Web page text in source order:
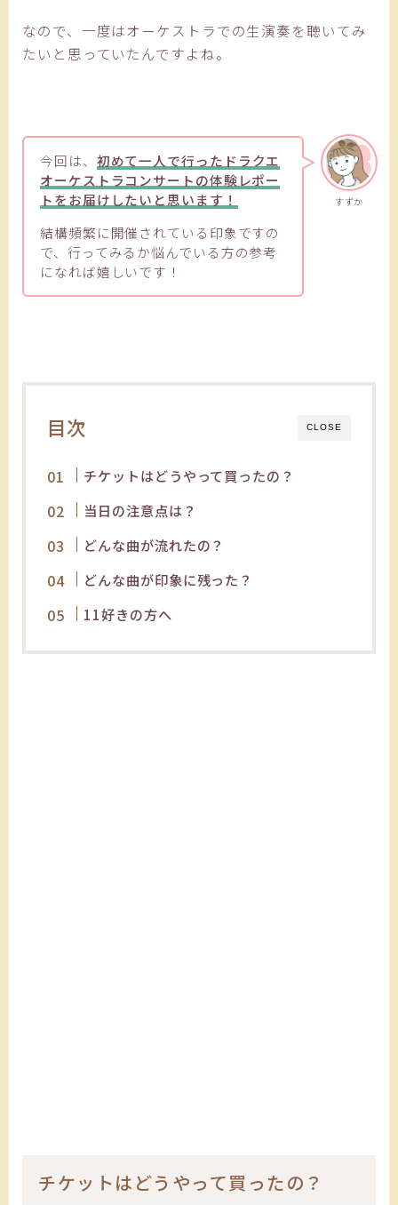
なので、一度はオーケストラでの生演奏を聴いてみ
たいと思っていたんですよね。
すずか
今回は、 初めて一人で行ったドラクエ
オーケストラコンサートの体験レポー
トをお届けしたいと思います！
結構頻繁に開催されている印象ですの
で、行ってみるか悩んでいる方の参考
になれば嬉しいです！
CLOSE
目次
チケットはどうやって買ったの？
当日の注意点は？
どんな曲が流れたの？
どんな曲が印象に残った？
11好きの方へ
チケットはどうやって買ったの？